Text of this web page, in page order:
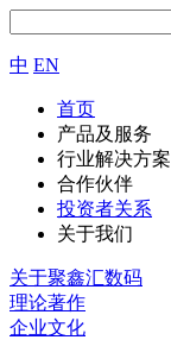
中 EN
首页
产品及服务
行业解决方案
合作伙伴
投资者关系
关于我们
关于聚鑫汇数码
理论著作
企业文化